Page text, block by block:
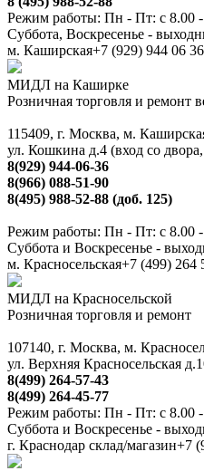
Режим работы: Пн - Пт: с 8.00 -
Суббота, Воскресенье -
м. Каширская+7 (929) 944 06 36
МИДЛ на Каширке
Розничная торговля и
115409, г. Москва, м.
ул. Кошкина д.4 (вход со
8(929) 944-06-36
8(966) 088-51-90
8(495) 988-52-88 (доб. 125)
Режим работы: Пн - Пт: с 8.00 -
Суббота и Воскресенье -
м. Красносельская+7 (499) 264
МИДЛ на Красносельской
Розничная торговля и ремонт
107140, г. Москва, м.
ул. Верхняя Красносельская
8(499) 264-57-43
8(499) 264-45-77
Режим работы: Пн - Пт: с 8.00 -
Суббота и Воскресенье -
г. Краснодар склад/магазин+7